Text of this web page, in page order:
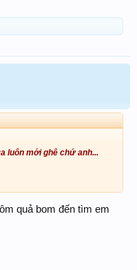
luôn mới ghê chứ anh...
quả bom đến tìm em